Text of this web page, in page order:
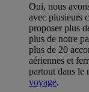
Oui, nous
avec plusieurs
proposer plus
plus de notre
plus de 20
aériennes et
partout dans le
voyage.